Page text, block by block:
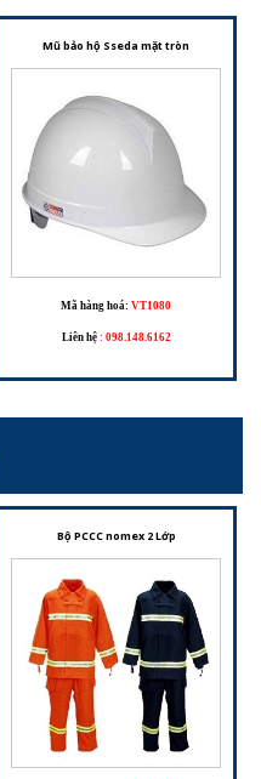
– Bảo Vệ Vượt Trội Cho Người Lao Động
Mũ bảo hộ Sseda mặt tròn
Mã hàng hoá: VT1080
Liên hệ : 098.148.6162
– Trang Phục Cho Đội Phòng Cháy Chữa
Bộ PCCC nomex 2 Lớp